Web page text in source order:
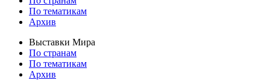
По тематикам
Архив
Выставки Мира
По странам
По тематикам
Архив